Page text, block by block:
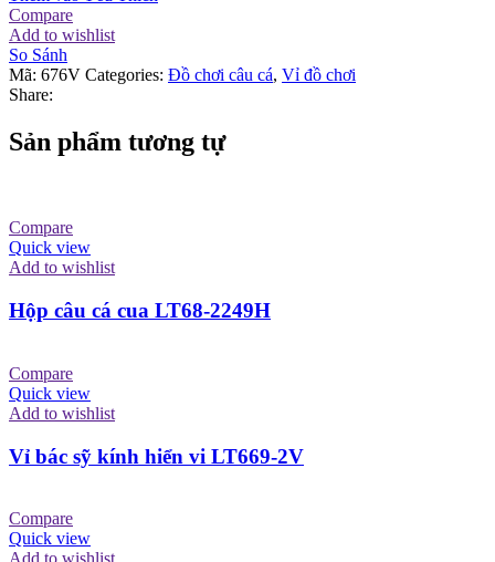
Compare
Add to wishlist
So Sánh
Mã: 676V Categories: Đồ chơi câu cá, Vỉ đồ chơi
Share:
Sản phẩm tương tự
Compare
Quick view
Add to wishlist
Hộp câu cá cua LT68-2249H
Compare
Quick view
Add to wishlist
Vỉ bác sỹ kính hiển vi LT669-2V
Compare
Quick view